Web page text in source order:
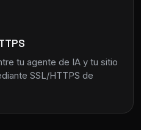
tu agente de IA y tu sitio
SSL/HTTPS de